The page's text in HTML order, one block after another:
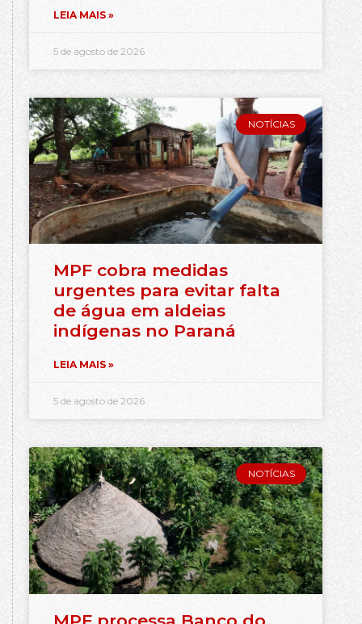
LEIA MAIS »
5 de agosto de 2026
NOTÍCIAS
MPF cobra medidas
urgentes para evitar falta
de água em aldeias
indígenas no Paraná
LEIA MAIS »
5 de agosto de 2026
NOTÍCIAS
MPF processa Banco do